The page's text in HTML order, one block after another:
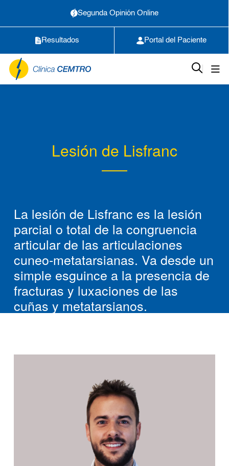
Segunda Opinión Online
Resultados Portal del Paciente
Lesión de Lisfranc
La lesión de Lisfranc es la lesión
parcial o total de la congruencia
articular de las articulaciones
cuneo-metatarsianas. Va desde un
simple esguince a la presencia de
fracturas y luxaciones de las
cuñas y metatarsianos.